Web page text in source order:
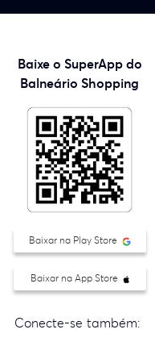
Baixe o SuperApp do
Balneário Shopping
Baixar na Play Store
Baixar na App Store
Conecte-se também: